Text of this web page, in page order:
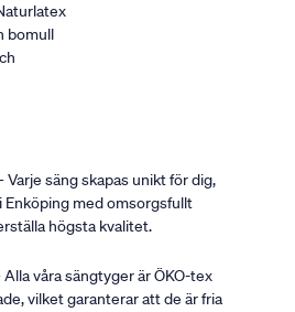
bomull
Varje säng skapas unikt för dig,
Enköping med omsorgsfullt
högsta kvalitet.
Alla våra sängtyger är ÖKO-tex
vilket garanterar att de är fria